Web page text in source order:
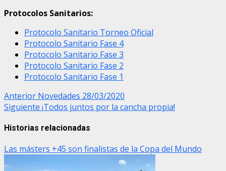
Protocolos Sanitarios:
Protocolo Sanitario Torneo Oficial
Protocolo Sanitario Fase 4
Protocolo Sanitario Fase 3
Protocolo Sanitario Fase 2
Protocolo Sanitario Fase 1
Post
navigation
Anterior Novedades 28/03/2020
Siguiente ¡Todos juntos por la cancha propia!
Historias relacionadas
Las másters +45 son finalistas de la Copa del Mundo